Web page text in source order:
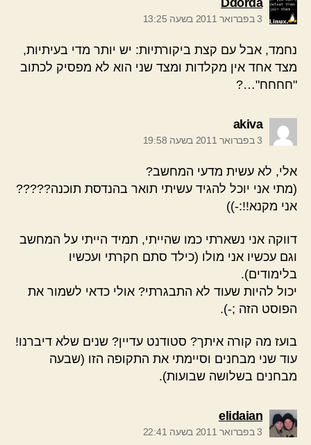
Ddorda
3 בפברואר 2011 בשעה 13:25
נחמד, אבל עם קצת ביקורתיות: יש יותר מדי בעיתיות,
מצד אחד אין מקלדות ומצד שני הוא לא מפסיק לכתוב
"חחחח"…?
akivaאומר:
3 בפברואר 2011 בשעה 19:58
אלי, לא עשית מדעי המחשב?
(מתי אני יוכל להגיד עשיתי תואר בהנדסת תוכנה?????
אני מקנא!!:-))
דווקה אני נשארתי כמו שהייתי, תמיד הייתי על המחשב
וגם עכשיו אני מולו (כילד סתם חקרתי ועכשיו
בלימודים).
יכול להיות שעוד לא התבגרתי? אולי כדאי לשמור את
הפוסט הזה ;-).
בועז מה קורה איתך? סטודנט עדיין? שנים שלא דיברנו!
עוד שני מבחנים וסיימתי את התקופה הזו (שבעה
מבחנים בשלושה שבועות).
elidaianאומר:
3 בפברואר 2011 בשעה 22:41